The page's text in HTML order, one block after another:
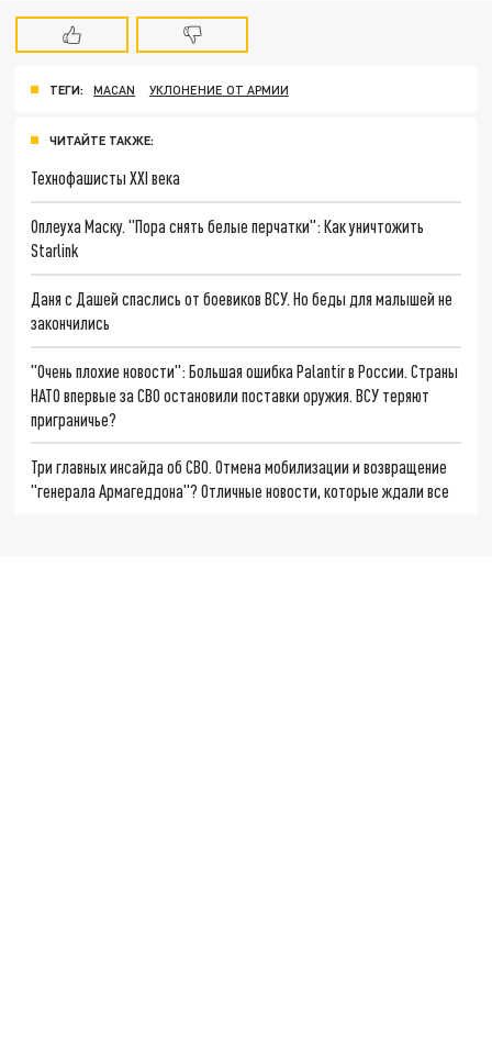
ТЕГИ: MACAN УКЛОНЕНИЕ ОТ АРМИИ
ЧИТАЙТЕ ТАКЖЕ:
Технофашисты XXI века
Оплеуха Маску. "Пора снять белые перчатки": Как уничтожить
Starlink
Даня с Дашей спаслись от боевиков ВСУ. Но беды для малышей не
закончились
"Очень плохие новости": Большая ошибка Palantir в России. Страны
НАТО впервые за СВО остановили поставки оружия. ВСУ теряют
приграничье?
Три главных инсайда об СВО. Отмена мобилизации и возвращение
"генерала Армагеддона"? Отличные новости, которые ждали все